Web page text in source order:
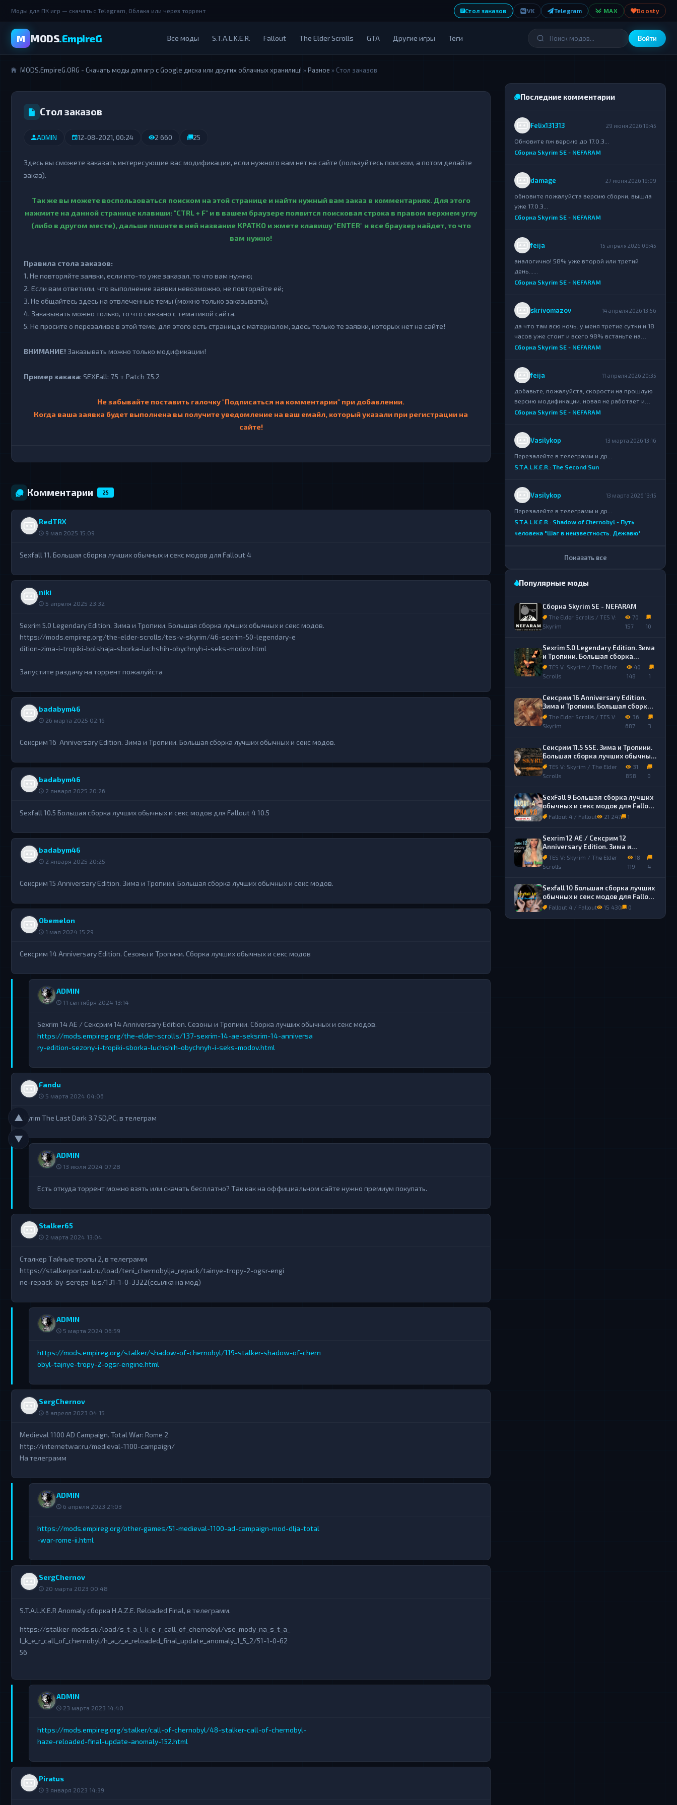
Моды для ПК игр — скачать с Telegram, Облака или через торрент Стол заказов VK Telegram MAX Boosty
M MODS.EmpireG Все моды S.T.A.L.K.E.R. Fallout The Elder Scrolls GTA Другие игры Теги Войти
MODS.EmpireG.ORG - Скачать моды для игр с Google диска или других облачных хранилищ! »Разное » Стол заказов
Стол заказов
ADMIN 12-08-2021, 00:24 2 660 25
Здесь вы сможете заказать интересующие вас модификации, если нужного вам нет на сайте (пользуйтесь поиском, а потом делайте
заказ).
Так же вы можете воспользоваться поиском на этой странице и найти нужный вам заказ в комментариях. Для этого
нажмите на данной странице клавиши: "CTRL + F" и в вашем браузере появится поисковая строка в правом верхнем углу
(либо в другом месте), дальше пишите в ней название КРАТКО и жмете клавишу "ENTER" и все браузер найдет, то что
вам нужно!
Правила стола заказов:
1. Не повторяйте заявки, если кто-то уже заказал, то что вам нужно;
2. Если вам ответили, что выполнение заявки невозможно, не повторяйте её;
3. Не общайтесь здесь на отвлеченные темы (можно только заказывать);
4. Заказывать можно только, то что связано с тематикой сайта.
5. Не просите о перезаливе в этой теме, для этого есть страница с материалом, здесь только те заявки, которых нет на сайте!
ВНИМАНИЕ! Заказывать можно только модификации!
Пример заказа: SEXFall: 7.5 + Patch 7.5.2
Не забывайте поставить галочку "Подписаться на комментарии" при добавлении.
Когда ваша заявка будет выполнена вы получите уведомление на ваш емайл, который указали при регистрации на
сайте!
Комментарии 25
RedTRX
9 мая 2025 15:09
Sexfall 11. Большая сборка лучших обычных и секс модов для Fallout 4
niki
5 апреля 2025 23:32
Sexrim 5.0 Legendary Edition. Зима и Тропики. Большая сборка лучших обычных и секс модов.
https://mods.empireg.org/the-elder-scrolls/tes-v-skyrim/46-sexrim-50-legendary-e
dition-zima-i-tropiki-bolshaja-sborka-luchshih-obychnyh-i-seks-modov.html
Запустите раздачу на торрент пожалуйста
badabym46
26 марта 2025 02:16
Сексрим 16 Anniversary Edition. Зима и Тропики. Большая сборка лучших обычных и секс модов.
badabym46
2 января 2025 20:26
Sexfall 10.5 Большая сборка лучших обычных и секс модов для Fallout 4 10.5
badabym46
2 января 2025 20:25
Сексрим 15 Anniversary Edition. Зима и Тропики. Большая сборка лучших обычных и секс модов.
Obemelon
1 мая 2024 15:29
Сексрим 14 Anniversary Edition. Сезоны и Тропики. Сборка лучших обычных и секс модов
ADMIN
11 сентября 2024 13:14
Sexrim 14 AE / Сексрим 14 Anniversary Edition. Сезоны и Тропики. Сборка лучших обычных и секс модов.
https://mods.empireg.org/the-elder-scrolls/137-sexrim-14-ae-seksrim-14-anniversa
ry-edition-sezony-i-tropiki-sborka-luchshih-obychnyh-i-seks-modov.html
Fandu
5 марта 2024 04:06
Skyrim The Last Dark 3.7 SD,PC, в телеграм
ADMIN
13 июля 2024 07:28
Есть откуда торрент можно взять или скачать бесплатно? Так как на оффициальном сайте нужно премиум покупать.
Stalker65
2 марта 2024 13:04
Сталкер Тайные тропы 2, в телеграмм
https://stalkerportaal.ru/load/teni_chernobylja_repack/tainye-tropy-2-ogsr-engi
ne-repack-by-serega-lus/131-1-0-3322(ссылка на мод)
ADMIN
5 марта 2024 06:59
https://mods.empireg.org/stalker/shadow-of-chernobyl/119-stalker-shadow-of-chern
obyl-tajnye-tropy-2-ogsr-engine.html
SergChernov
6 апреля 2023 04:15
Medieval 1100 AD Campaign. Total War: Rome 2
http://internetwar.ru/medieval-1100-campaign/
На телеграмм
ADMIN
6 апреля 2023 21:03
https://mods.empireg.org/other-games/51-medieval-1100-ad-campaign-mod-dlja-total
-war-rome-ii.html
SergChernov
20 марта 2023 00:48
S.T.A.L.K.E.R Anomaly сборка H.A.Z.E. Reloaded Final, в телеграмм.
https://stalker-mods.su/load/s_t_a_l_k_e_r_call_of_chernobyl/vse_mody_na_s_t_a_
l_k_e_r_call_of_chernobyl/h_a_z_e_reloaded_final_update_anomaly_1_5_2/51-1-0-62
56
ADMIN
23 марта 2023 14:40
https://mods.empireg.org/stalker/call-of-chernobyl/48-stalker-call-of-chernobyl-
haze-reloaded-final-update-anomaly-152.html
Piratus
3 января 2023 14:39
Последние комментарии
Felix131313 29 июня 2026 19:45
Обновите пж версию до 17.0.3...
Сборка Skyrim SE - NEFARAM
damage 27 июня 2026 19:09
обновите пожалуйста версию сборки, вышла
уже 17.0.3...
Сборка Skyrim SE - NEFARAM
feija 15 апреля 2026 09:45
аналогично! 58% уже второй или третий
день......
Сборка Skyrim SE - NEFARAM
skrivomazov 14 апреля 2026 13:56
да что там всю ночь. у меня третие сутки и 18
часов уже стоит и всего 98% встаньте на
раздачу....
Сборка Skyrim SE - NEFARAM
feija 11 апреля 2026 20:35
добавьте, пожалуйста, скорости на прошлую
версию модификации. новая не работает и
выкидывает ошибки...
Сборка Skyrim SE - NEFARAM
Vasilykop 13 марта 2026 13:16
Перезалейте в телеграмм и др...
S.T.A.L.K.E.R.: The Second Sun
Vasilykop 13 марта 2026 13:15
Перезалейте в телеграмм и др...
S.T.A.L.K.E.R.: Shadow of Chernobyl - Путь
человека "Шаг в неизвестность. Дежавю"
Показать все
Популярные моды
Сборка Skyrim SE - NEFARAM
The Elder Scrolls / TES V:
Skyrim
70
157
10
Sexrim 5.0 Legendary Edition. Зима
и Тропики. Большая сборка
лучших обычных и секс модов.
TES V: Skyrim / The Elder
Scrolls
40
148
1
Сексрим 16 Anniversary Edition.
Зима и Тропики. Большая сборка
лучших обычных и секс модов.
The Elder Scrolls / TES V:
Skyrim
36
687
3
Сексрим 11.5 SSE. Зима и Тропики.
Большая сборка лучших обычных
и секс модов.
TES V: Skyrim / The Elder
Scrolls
31
858
0
SexFall 9 Большая сборка лучших
обычных и секс модов для Fallout
4 Fallout 4 / Fallout 21 247 1
Sexrim 12 AE / Сексрим 12
Anniversary Edition. Зима и
Тропики. Сборка лучших обычных
и секс модов.
TES V: Skyrim / The Elder
Scrolls
18
119
4
Sexfall 10 Большая сборка лучших
обычных и секс модов для Fallout
4 Fallout 4 / Fallout 15 430 0
▲
▼